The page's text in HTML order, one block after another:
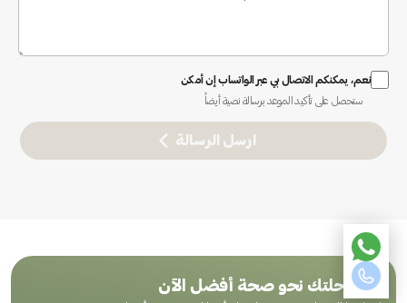
نعم، يمكنكم الاتصال بي عبر الواتساب إن أمكن
ستحصل على تأكيد الموعد برسالة نصية أيضاً
ارسل الرسالة
ابدأ رحلتك نحو صحة أفضل الآن